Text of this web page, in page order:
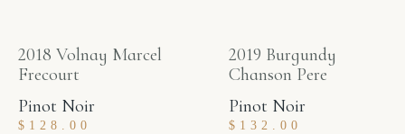
2018 Volnay Marcel
Frecourt
Pinot Noir
$ 128.00
2019 Burgundy
Chanson Pere
Pinot Noir
$ 132.00